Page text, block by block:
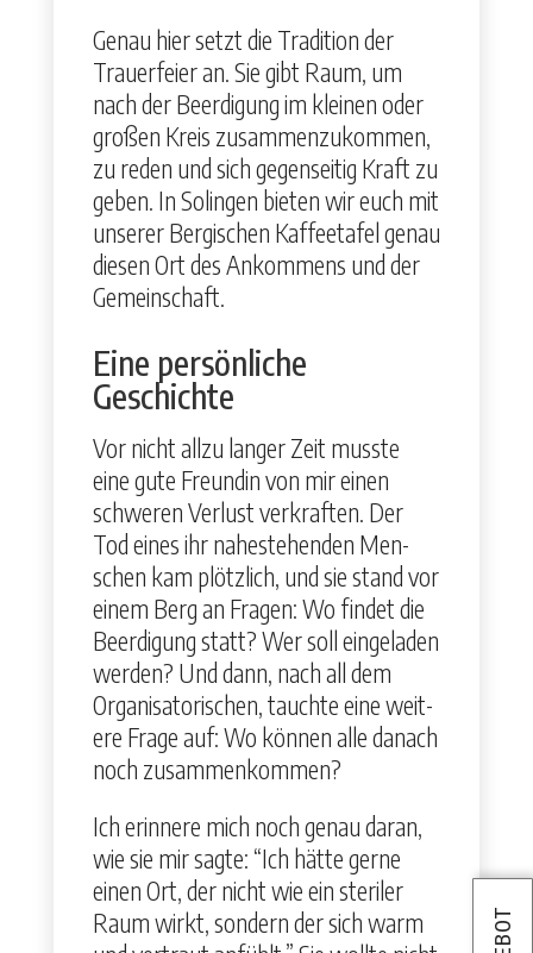
Genau hier set­zt die Tra­di­tion der
Trauer­feier an. Sie gibt Raum, um
nach der Beerdi­gung im kleinen oder
großen Kreis zusam­men­zukom­men,
zu reden und sich gegen­seit­ig Kraft zu
geben. In Solin­gen bieten wir euch mit
unser­er Ber­gis­chen Kaf­feetafel genau
diesen Ort des Ankom­mens und der
Gemein­schaft.
Eine persönliche
Geschichte
Vor nicht allzu langer Zeit musste
eine gute Fre­undin von mir einen
schw­eren Ver­lust verkraften. Der
Tod eines ihr nah­este­hen­den Men­
schen kam plöt­zlich, und sie stand vor
einem Berg an Fra­gen: Wo find­et die
Beerdi­gung statt? Wer soll ein­ge­laden
wer­den? Und dann, nach all dem
Organ­isatorischen, tauchte eine weit­
ere Frage auf: Wo kön­nen alle danach
noch zusam­menkom­men?
Ich erin­nere mich noch genau daran,
wie sie mir sagte: “Ich hätte gerne
einen Ort, der nicht wie ein ster­il­er
Raum wirkt, son­dern der sich warm